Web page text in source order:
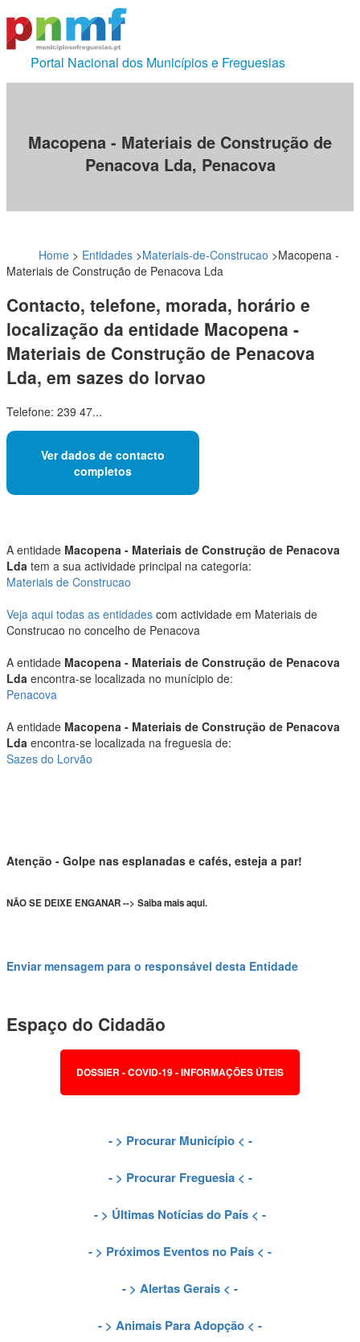
Portal Nacional dos Municípios e Freguesias
Macopena - Materiais de Construção de
Penacova Lda, Penacova
Home > Entidades >Materiais-de-Construcao >Macopena -
Materiais de Construção de Penacova Lda
Contacto, telefone, morada, horário e
localização da entidade Macopena -
Materiais de Construção de Penacova
Lda, em sazes do lorvao
Telefone: 239 47...
Ver dados de contacto
completos
A entidade Macopena - Materiais de Construção de Penacova
Lda tem a sua actividade principal na categoria:
Materiais de Construcao
Veja aqui todas as entidades com actividade em Materiais de
Construcao no concelho de Penacova
A entidade Macopena - Materiais de Construção de Penacova
Lda encontra-se localizada no munícipio de:
Penacova
A entidade Macopena - Materiais de Construção de Penacova
Lda encontra-se localizada na freguesia de:
Sazes do Lorvão
Atenção - Golpe nas esplanadas e cafés, esteja a par!
NÃO SE DEIXE ENGANAR --> Saiba mais aqui.
Enviar mensagem para o responsável desta Entidade
Espaço do Cidadão
DOSSIER - COVID-19 - INFORMAÇÕES ÚTEIS
- > Procurar Município< -
- > Procurar Freguesia< -
- > Últimas Notícias do País < -
- > Próximos Eventos no País < -
- > Alertas Gerais < -
- > Animais Para Adopção < -